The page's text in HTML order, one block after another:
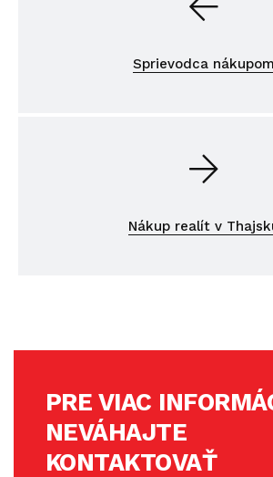
Sprievodca nákupom
Nákup realít v
PRE VIAC
NEVÁHAJTE
KONTAKTOVAŤ